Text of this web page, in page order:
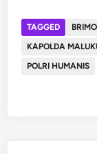
TAGGED
KAPOLDA
POLRI HUMANIS